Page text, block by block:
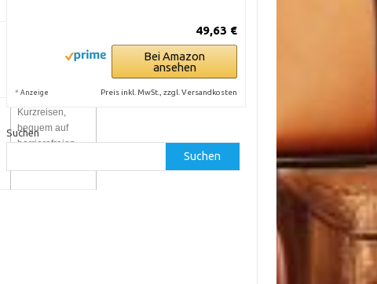
Tages-/Kurzreise
Kurzreisen,
bequem auf
barrierefreien
49,63 €
Bei Amazon
ansehen
* Anzeige Preis inkl. MwSt., zzgl. Versandkosten
Suchen
Suchen